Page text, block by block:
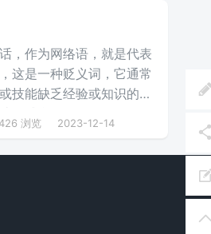
，作为网络语，就是代表
这是一种贬义词，它通常
技能缺乏经验或知识的
人感觉滑稽可笑，如今在
到网友之间互相对喷麻
百度贴吧成为热词，麻瓜
浏览 2023-12-14